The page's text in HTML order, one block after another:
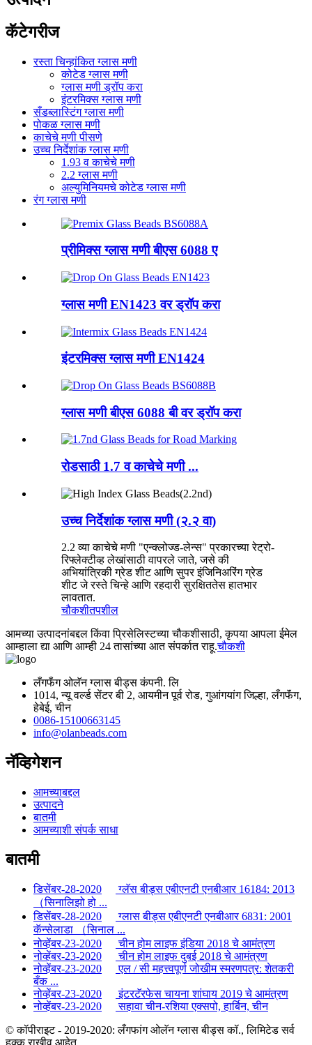
कॅटेगरीज
रस्ता चिन्हांकित ग्लास मणी
कोटेड ग्लास मणी
ग्लास मणी ड्रॉप करा
इंटरमिक्स ग्लास मणी
सँडब्लास्टिंग ग्लास मणी
पोकळ ग्लास मणी
काचेचे मणी पीसणे
उच्च निर्देशांक ग्लास मणी
1.93 व काचेचे मणी
2.2 ग्लास मणी
अल्युमिनियमचे कोटेड ग्लास मणी
रंग ग्लास मणी
प्रीमिक्स ग्लास मणी बीएस 6088 ए
ग्लास मणी EN1423 वर ड्रॉप करा
इंटरमिक्स ग्लास मणी EN1424
ग्लास मणी बीएस 6088 बी वर ड्रॉप करा
रोडसाठी 1.7 व काचेचे मणी ...
उच्च निर्देशांक ग्लास मणी (२.२ वा)
2.2 व्या काचेचे मणी "एन्क्लोज्ड-लेन्स" प्रकारच्या रेट्रो-
रिफ्लेक्टीव्ह लेखांसाठी वापरले जाते, जसे की
अभियांत्रिकी ग्रेड शीट आणि सुपर इंजिनिअरिंग ग्रेड
शीट जे रस्ते चिन्हे आणि रहदारी सुरक्षिततेस हातभार
लावतात.
चौकशीतपशील
आमच्या उत्पादनांबद्दल किंवा प्रिसेलिस्टच्या चौकशीसाठी, कृपया आपला ईमेल
आम्हाला द्या आणि आम्ही 24 तासांच्या आत संपर्कात राहू.चौकशी
लँगफँग ओलॅन ग्लास बीड्स कंपनी. लि
1014, न्यू वर्ल्ड सेंटर बी 2, आयमीन पूर्व रोड, गुआंगयांग जिल्हा, लँगफॅंग,
हेबेई, चीन
0086-15100663145
info@olanbeads.com
नॅव्हिगेशन
आमच्याबद्दल
उत्पादने
बातमी
आमच्याशी संपर्क साधा
बातमी
डिसेंबर-28-2020
ग्लॅस बीड्स एबीएनटी एनबीआर 16184: 2013
（सिनालिझो हो ...
डिसेंबर-28-2020
ग्लास बीड्स एबीएनटी एनबीआर 6831: 2001
कॅन्सेलाडा （सिनाल ...
नोव्हेंबर-23-2020
चीन होम लाइफ इंडिया 2018 चे आमंत्रण
नोव्हेंबर-23-2020
चीन होम लाइफ दुबई 2018 चे आमंत्रण
नोव्हेंबर-23-2020
एल / सी महत्त्वपूर्ण जोखीम स्मरणपत्र: शेतकरी
बँक ...
नोव्हेंबर-23-2020
इंटरटॅरफेस चायना शांघाय 2019 चे आमंत्रण
नोव्हेंबर-23-2020
सहावा चीन-रशिया एक्सपो, हार्बिन, चीन
© कॉपीराइट - 2019-2020: लँगफांग ओलॅन ग्लास बीड्स कॉ., लिमिटेड सर्व
हक्क राखीव आहेत.